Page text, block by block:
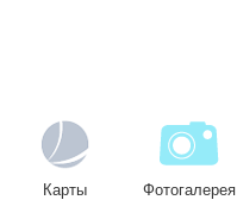
Карты Фотогалерея